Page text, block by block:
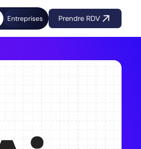
Entreprises Prendre RDV